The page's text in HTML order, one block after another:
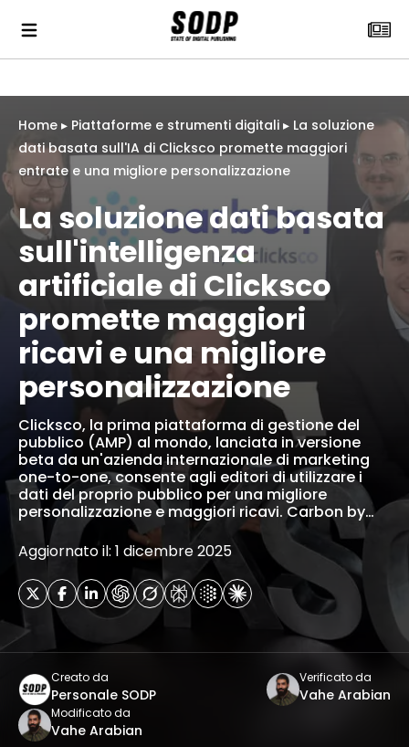
Home ▸ Piattaforme e strumenti digitali ▸ La soluzione
dati basata sull'IA di Clicksco promette maggiori
entrate e una migliore personalizzazione
La soluzione dati basata
sull'intelligenza
artificiale di Clicksco
promette maggiori
ricavi e una migliore
personalizzazione
Clicksco, la prima piattaforma di gestione del
pubblico (AMP) al mondo, lanciata in versione
beta da un'azienda internazionale di marketing
one-to-one, consente agli editori di utilizzare i
dati del proprio pubblico per una migliore
personalizzazione e maggiori ricavi. Carbon by…
Aggiornato il: 1 dicembre 2025
Creato da
Personale SODP
Verificato da
Vahe Arabian
Modificato da
Vahe Arabian